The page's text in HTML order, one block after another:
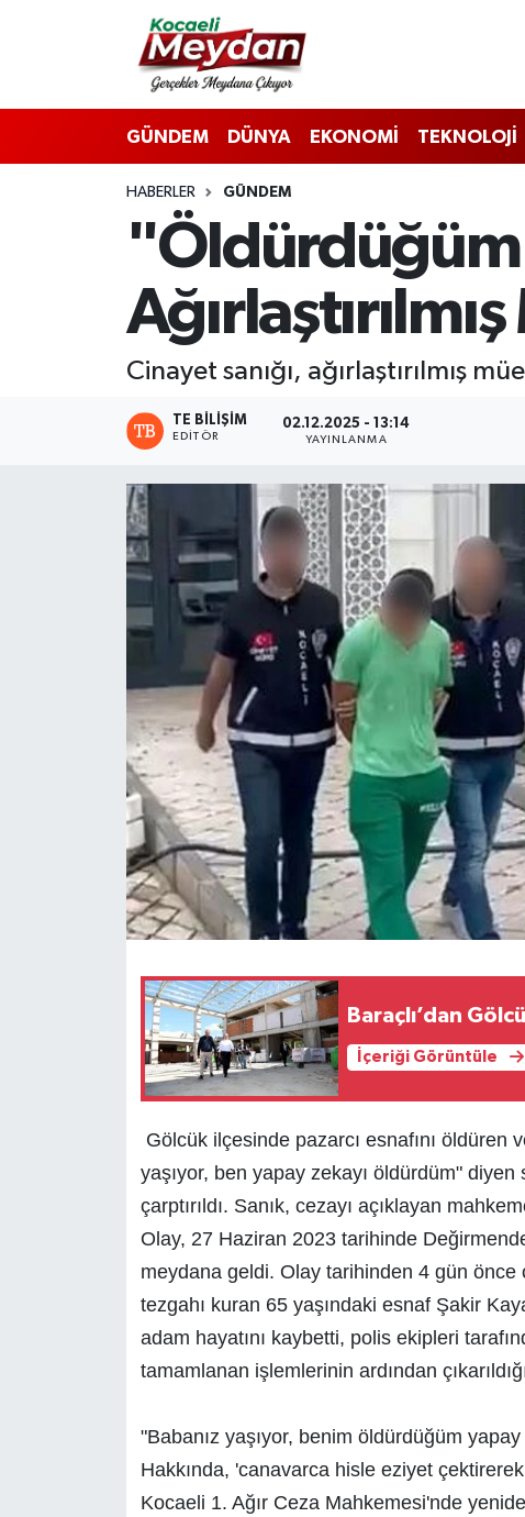
GÜNDEM DÜNYA EKONOMİ TEKNOLOJİ
HABERLER GÜNDEM
"Öldürdüğüm
Cinayet sanığı, ağırlaştırılmış
TE BILIŞIM
EDITÖR
02.12.2025 - 13:14
YAYINLANMA
Baraçlı’dan
İçeriği Görüntüle
Gölcük ilçesinde pazarcı esnafını öldüren
yaşıyor, ben yapay zekayı öldürdüm" diyen
çarptırıldı. Sanık, cezayı açıklayan
Olay, 27 Haziran 2023 tarihinde
meydana geldi. Olay tarihinden 4 gün
tezgahı kuran 65 yaşındaki esnaf Şakir
adam hayatını kaybetti, polis ekipleri
tamamlanan işlemlerinin ardından
"Babanız yaşıyor, benim öldürdüğüm
Hakkında, 'canavarca hisle eziyet
Kocaeli 1. Ağır Ceza Mahkemesi'nde
Nöbetçi Eczaneler
Hava Durumu
Trafik Durumu
Süper Lig Puan Durumu ve Fikstür
Tüm Manşetler
Son Dakika Haberleri
Haber Arşivi